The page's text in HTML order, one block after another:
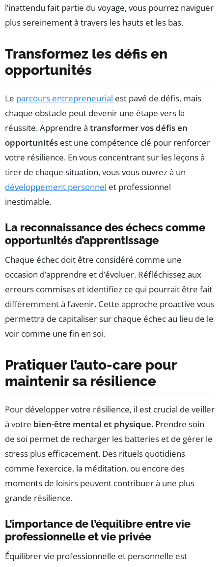
l’inattendu fait partie du voyage, vous pourrez naviguer
plus sereinement à travers les hauts et les bas.
Transformez les défis en
opportunités
Le parcours entrepreneurial est pavé de défis, mais
chaque obstacle peut devenir une étape vers la
réussite. Apprendre à transformer vos défis en
opportunités est une compétence clé pour renforcer
votre résilience. En vous concentrant sur les leçons à
tirer de chaque situation, vous vous ouvrez à un
développement personnel et professionnel
inestimable.
La reconnaissance des échecs comme
opportunités d’apprentissage
Chaque échec doit être considéré comme une
occasion d’apprendre et d’évoluer. Réfléchissez aux
erreurs commises et identifiez ce qui pourrait être fait
différemment à l’avenir. Cette approche proactive vous
permettra de capitaliser sur chaque échec au lieu de le
voir comme une fin en soi.
Pratiquer l’auto-care pour
maintenir sa résilience
Pour développer votre résilience, il est crucial de veiller
à votre bien-être mental et physique. Prendre soin
de soi permet de recharger les batteries et de gérer le
stress plus efficacement. Des rituels quotidiens
comme l’exercice, la méditation, ou encore des
moments de loisirs peuvent contribuer à une plus
grande résilience.
L’importance de l’équilibre entre vie
professionnelle et vie privée
Équilibrer vie professionnelle et personnelle est